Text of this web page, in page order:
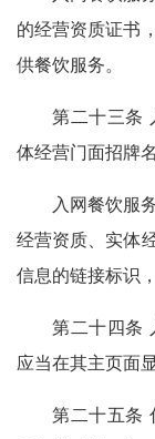
的经营资质证书
供餐饮服务。
第二十三条
体经营门面招牌
入网餐饮服
经营资质、实体
信息的链接标识
第二十四条
应当在其主页面
第二十五条